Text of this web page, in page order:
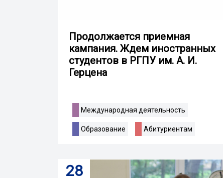
Продолжается приемная
кампания. Ждем иностранных
студентов в РГПУ им. А. И.
Герцена
Международная деятельность
Образование Абитуриентам
28